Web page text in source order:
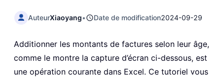
AuteurXiaoyang• Date de modification2024-09-29
Additionner les montants de factures selon leur âge,
comme le montre la capture d’écran ci-dessous, est
une opération courante dans Excel. Ce tutoriel vous